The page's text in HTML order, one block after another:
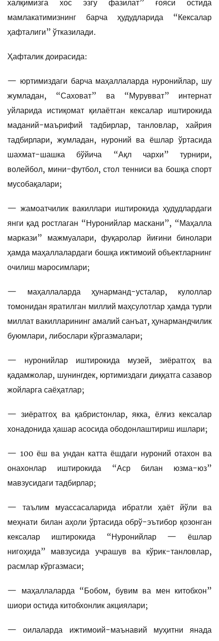
халқимизга хос эзгу фазилат” ғояси остида
мамлакатимизнинг барча ҳудудларида “Кексалар
ҳафталиги” ўтказилади.
Ҳафталик доирасида:
— юртимиздаги барча маҳаллаларда нуронийлар, шу
жумладан, “Саховат” ва “Мурувват” интернат
уйларида истиқомат қилаётган кексалар иштирокида
маданий-маърифий тадбирлар, танловлар, хайрия
тадбирлари, жумладан, нуроний ва ёшлар ўртасида
шахмат-шашка бўйича “Ақл чархи” турнири,
волейбол, мини-футбол, стол тенниси ва бошқа спорт
мусобақалари;
— жамоатчилик вакиллари иштирокида ҳудудлардаги
янги қад ростлаган “Нуронийлар маскани”, “Маҳалла
маркази” мажмуалари, фуқаролар йиғини бинолари
ҳамда маҳаллалардаги бошқа ижтимоий объектларнинг
очилиш маросимлари;
— маҳаллаларда ҳунарманд-усталар, кулоллар
томонидан яратилган миллий маҳсулотлар ҳамда турли
миллат вакилларининг амалий санъат, ҳунармандчилик
буюмлари, либослари кўргазмалари;
— нуронийлар иштирокида музей, зиёратгоҳ ва
қадамжолар, шунингдек, юртимиздаги диққатга сазавор
жойларга саёҳатлар;
— зиёратгоҳ ва қабристонлар, якка, ёлғиз кексалар
хонадонида ҳашар асосида ободонлаштириш ишлари;
— 100 ёш ва ундан катта ёшдаги нуроний отахон ва
онахонлар иштирокида “Аср билан юзма-юз”
мавзусидаги тадбирлар;
— таълим муассасаларида ибратли ҳаёт йўли ва
меҳнати билан аҳоли ўртасида обрў-эътибор қозонган
кексалар иштирокида “Нуронийлар — ёшлар
нигоҳида” мавзусида учрашув ва кўрик-танловлар,
расмлар кўргазмаси;
— маҳаллаларда “Бобом, бувим ва мен китобхон”
шиори остида китобхонлик акциялари;
— оилаларда ижтимоий-маънавий муҳитни янада